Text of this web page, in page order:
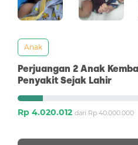
Anak
Perjuangan 2 Anak
Penyakit Sejak Lahir
Rp 4.020.012 dari Rp 40.000.000